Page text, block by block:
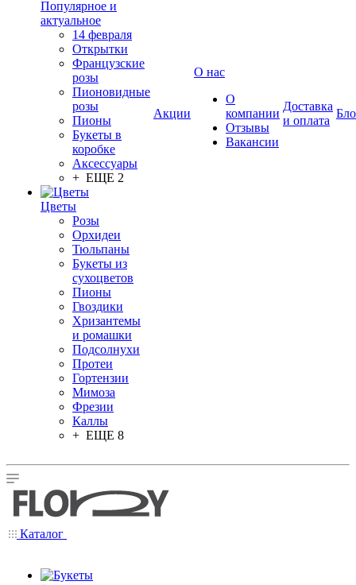
Популярное и
актуальное
14 февраля
Открытки
Французские
розы
Пионовидные
розы
Пионы
Букеты в
коробке
Аксессуары
+ ЕЩЕ 2
Цветы
Розы
Орхидеи
Тюльпаны
Букеты из
сухоцветов
Пионы
Гвоздики
Хризантемы
и ромашки
Подсолнухи
Протеи
Гортензии
Мимоза
Фрезии
Каллы
+ ЕЩЕ 8
Акции
О нас
О
компании
Отзывы
Вакансии
Доставка
и оплата
Каталог